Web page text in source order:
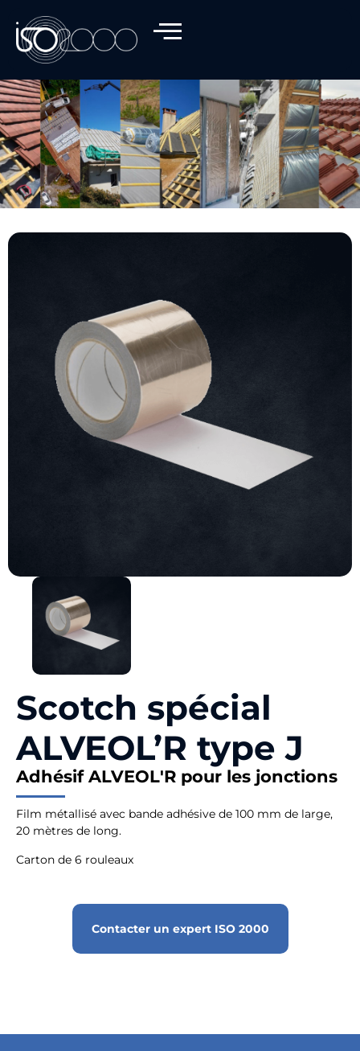
Scotch spécial
ALVEOL’R type J
Adhésif ALVEOL'R pour les jonctions
Film métallisé avec bande adhésive de 100 mm de large,
20 mètres de long.
Carton de 6 rouleaux
Contacter un expert ISO 2000